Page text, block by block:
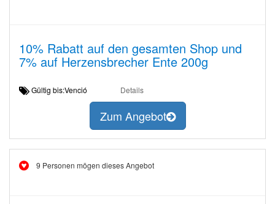
10% Rabatt auf den gesamten Shop und
7% auf Herzensbrecher Ente 200g
Gültig bis:Venció Details
Zum Angebot
9 Personen mögen dieses Angebot